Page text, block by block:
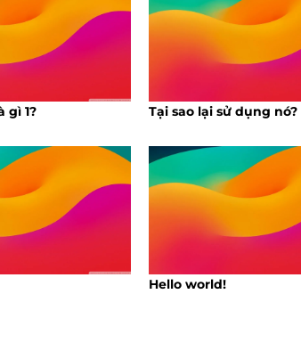
gì 1? Tại sao lại sử dụng nó?
Hello world!